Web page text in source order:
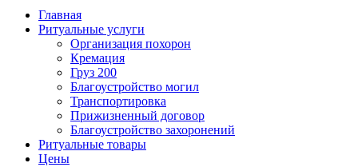
Главная
Ритуальные услуги
Организация похорон
Кремация
Груз 200
Благоустройство могил
Транспортировка
Прижизненный договор
Благоустройство захоронений
Ритуальные товары
Цены